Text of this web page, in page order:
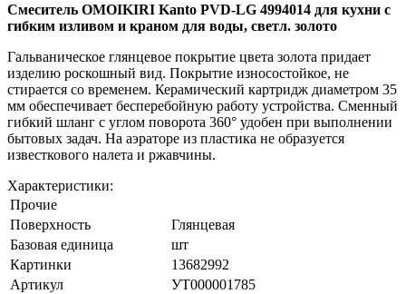
Смеситель OMOIKIRI Kanto PVD-LG 4994014 для кухни с
гибким изливом и краном для воды, светл. золото
Гальваническое глянцевое покрытие цвета золота придает
изделию роскошный вид. Покрытие износостойкое, не
стирается со временем. Керамический картридж диаметром 35
мм обеспечивает бесперебойную работу устройства. Сменный
гибкий шланг с углом поворота 360° удобен при выполнении
бытовых задач. На аэраторе из пластика не образуется
известкового налета и ржавчины.
Характеристики:
Прочие
Поверхность
Глянцевая
Базовая единица
шт
Картинки
13682992
Артикул
УТ000001785